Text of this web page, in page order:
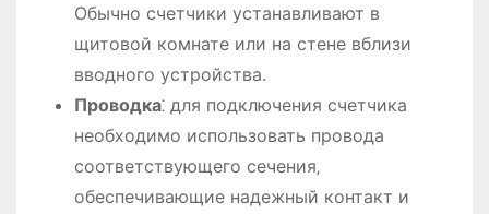
Обычно счетчики устанавливают в
щитовой комнате или на стене вблизи
вводного устройства.
Проводка⁚ для подключения счетчика
необходимо использовать провода
соответствующего сечения‚
обеспечивающие надежный контакт и